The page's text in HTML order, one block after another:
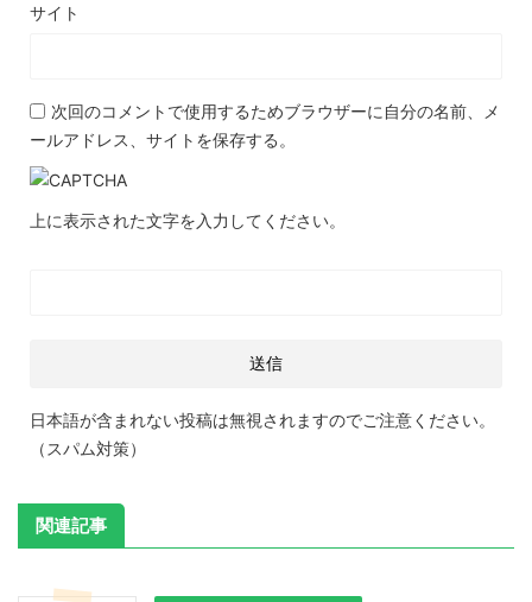
サイト
次回のコメントで使用するためブラウザーに自分の名前、メ
ールアドレス、サイトを保存する。
上に表示された文字を入力してください。
日本語が含まれない投稿は無視されますのでご注意ください。
（スパム対策）
関連記事